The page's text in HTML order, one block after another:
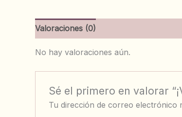
Valoraciones (0)
No hay valoraciones aún.
Sé el primero en valorar
Tu dirección de correo electrónico